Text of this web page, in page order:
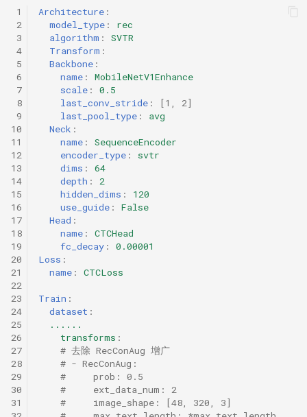
1
2
3
4
5
6
7
8
9
10
11
12
13
14
15
16
17
18
19
20
21
22
23
24
25
26
27
28
29
30
31
Architecture :
model_type :
rec
algorithm :
SVTR
Transform :
Backbone :
name :
MobileNetV1Enhance
scale :
0.5
last_conv_stride : [1 2]
last_pool_type :
avg
Neck :
name :
SequenceEncoder
encoder_type :
svtr
dims :
64
depth :
2
hidden_dims :
120
use_guide :
False
Head :
name :
CTCHead
fc_decay :
0.00001
Loss :
name : CTCLoss
Train :
dataset :
......
transforms :
# 去除 RecConAug 增广
# - RecConAug:
#     prob: 0.5
#     ext_data_num: 2
#     image_shape: [48, 320, 3]